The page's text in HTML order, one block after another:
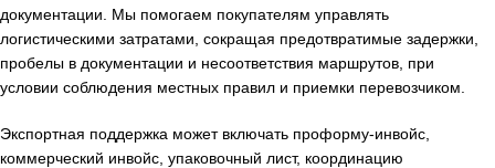
документации. Мы помогаем покупателям управлять
логистическими затратами, сокращая предотвратимые задержки,
пробелы в документации и несоответствия маршрутов, при
условии соблюдения местных правил и приемки перевозчиком.
Экспортная поддержка может включать проформу-инвойс,
коммерческий инвойс, упаковочный лист, координацию